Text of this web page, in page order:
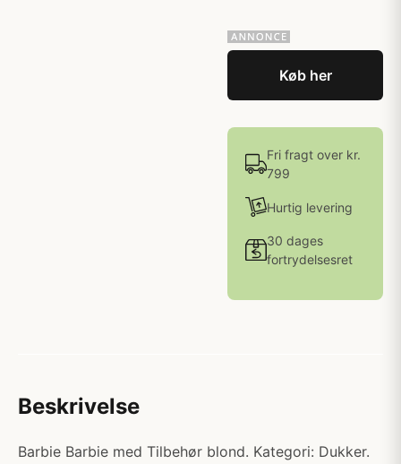
Køb her
Fri fragt over kr.
799
Hurtig levering
30 dages
fortrydelsesret
Beskrivelse
Barbie Barbie med Tilbehør blond. Kategori: Dukker.